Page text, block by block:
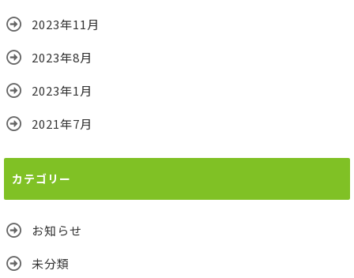
2023年11月
2023年8月
2023年1月
2021年7月
カテゴリー
お知らせ
未分類